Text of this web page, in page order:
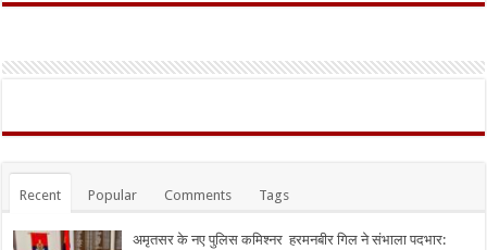
Recent Popular Comments Tags
अमृतसर के नए पुलिस कमिश्नर हरमनबीर गिल ने संभाला पदभार: